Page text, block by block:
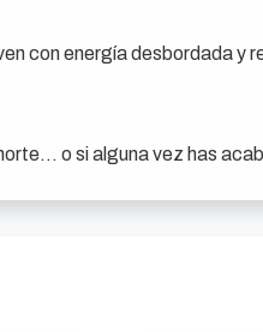
con energía desbordada y
o si alguna vez has
con la energía de siempre,
furgoneta y fiesta